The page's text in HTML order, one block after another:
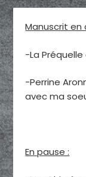
Manuscrit en
-La
-Perrine
avec ma
En pause :